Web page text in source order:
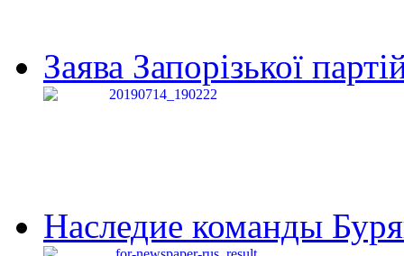
Заява Запорізької
Наследие команды